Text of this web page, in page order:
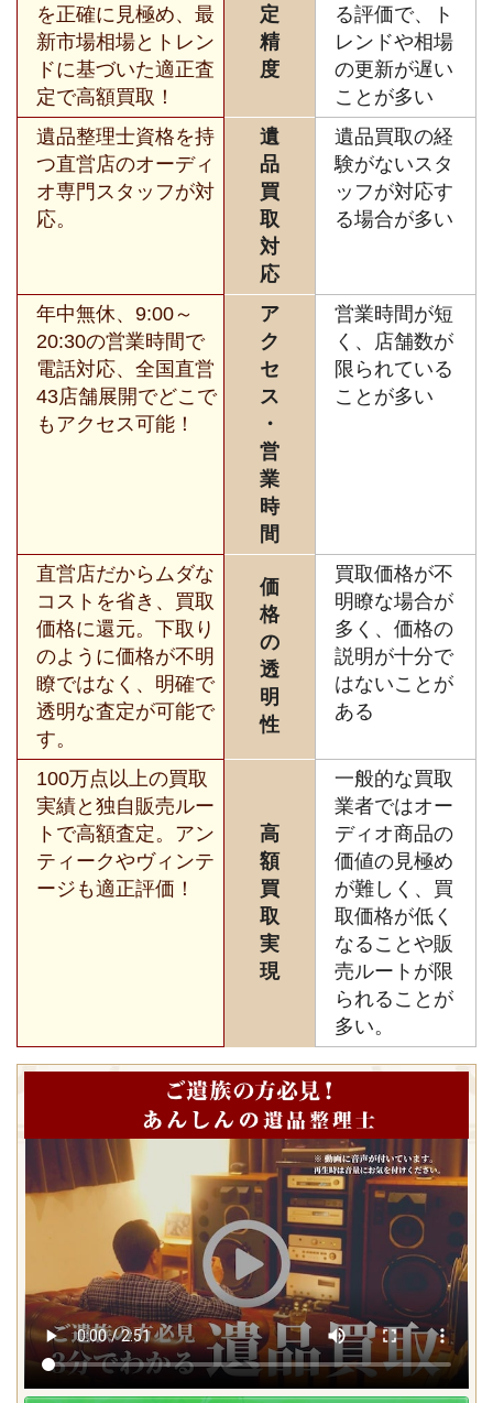
を正確に見極め、最
新市場相場とトレン
ドに基づいた適正査
定で高額買取！
定
精
度
る評価で、ト
レンドや相場
の更新が遅い
ことが多い
遺品整理士資格を持
つ直営店のオーディ
オ専門スタッフが対
応。
遺
品
買
取
対
応
遺品買取の経
験がないスタ
ッフが対応す
る場合が多い
年中無休、9:00～
20:30の営業時間で
電話対応、全国直営
43店舗展開でどこで
もアクセス可能！
ア
ク
セ
ス
・
営
業
時
間
営業時間が短
く、店舗数が
限られている
ことが多い
直営店だからムダな
コストを省き、買取
価格に還元。下取り
のように価格が不明
瞭ではなく、明確で
透明な査定が可能で
す。
価
格
の
透
明
性
買取価格が不
明瞭な場合が
多く、価格の
説明が十分で
はないことが
ある
100万点以上の買取
実績と独自販売ルー
トで高額査定。アン
ティークやヴィンテ
ージも適正評価！
高
額
買
取
実
現
一般的な買取
業者ではオー
ディオ商品の
価値の見極め
が難しく、買
取価格が低く
なることや販
売ルートが限
られることが
多い。